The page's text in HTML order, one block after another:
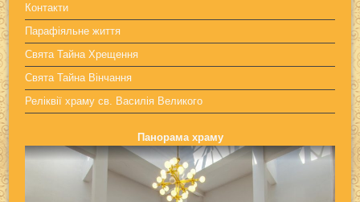
Контакти
Парафіяльне життя
Свята Тайна Хрещення
Свята Тайна Вінчання
Реліквії храму св. Василія Великого
Панорама храму